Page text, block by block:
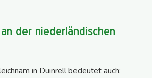
der niederländischen
in Duinrell bedeutet auch: